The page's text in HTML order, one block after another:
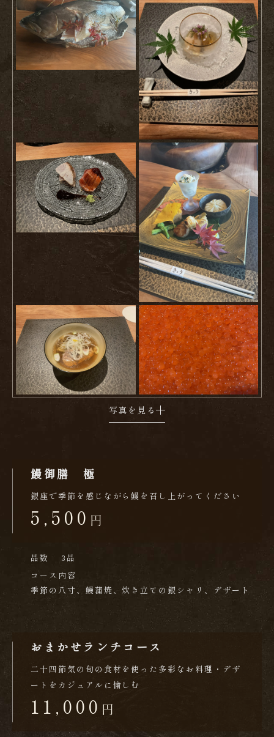
写真を見る
鰻御膳 極
銀座で季節を感じながら鰻を召し上がってください
5,500 円
品数
3品
コース内容
季節の八寸、鰻蒲焼、炊き立ての銀シャリ、デザート
おまかせランチコース
二十四節気の旬の食材を使った多彩なお料理・デザ
ートをカジュアルに愉しむ
11,000 円